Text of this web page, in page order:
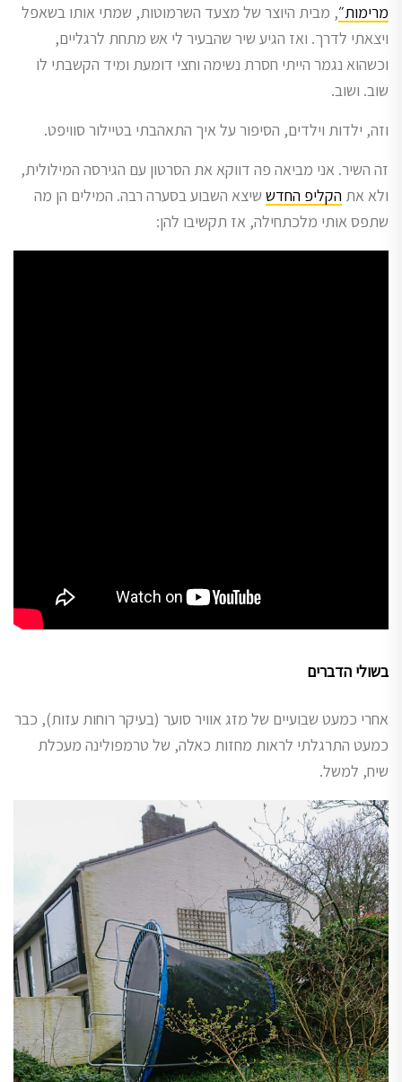
מרימות״, מבית היוצר של מצעד השרמוטות, שמתי אותו בשאפל
ויצאתי לדרך. ואז הגיע שיר שהבעיר לי אש מתחת לרגליים,
וכשהוא נגמר הייתי חסרת נשימה וחצי דומעת ומיד הקשבתי לו
שוב. ושוב.
וזה, ילדות וילדים, הסיפור על איך התאהבתי בטיילור סוויפט.
זה השיר. אני מביאה פה דווקא את הסרטון עם הגירסה המילולית,
ולא את הקליפ החדש שיצא השבוע בסערה רבה. המילים הן מה
שתפס אותי מלכתחילה, אז תקשיבו להן:
בשולי הדברים
אחרי כמעט שבועיים של מזג אוויר סוער (בעיקר רוחות עזות), כבר
כמעט התרגלתי לראות מחזות כאלה, של טרמפולינה מעכלת
שיח, למשל.